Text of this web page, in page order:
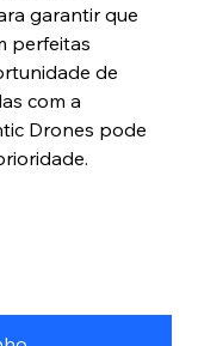
garantir que
perfeitas
de
com a
Drones pode